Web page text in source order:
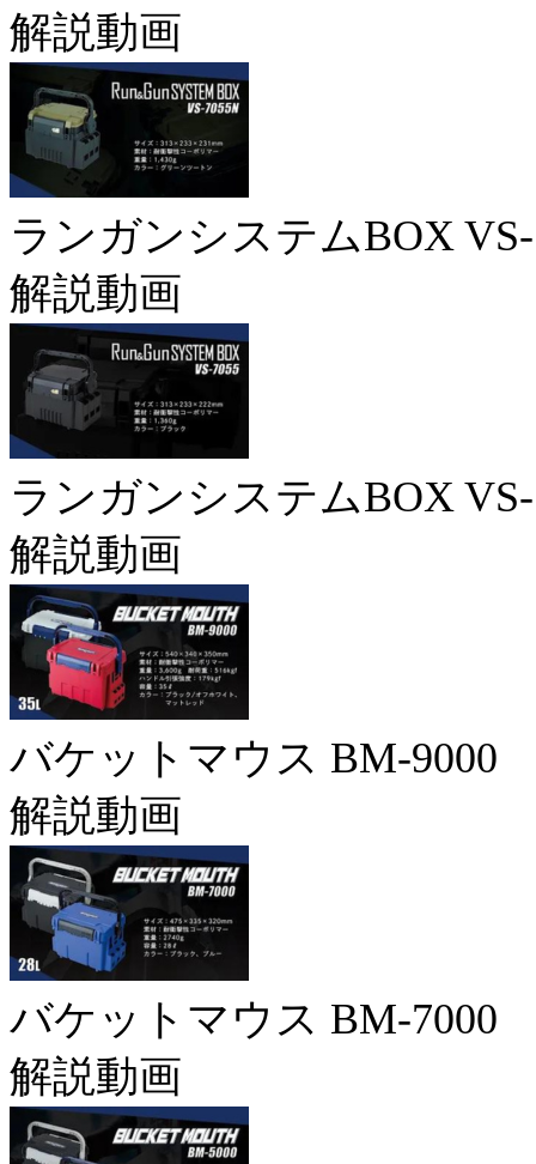
解説動画
ランガンシステムBOX
解説動画
ランガンシステムBOX
解説動画
バケットマウス BM-9000
解説動画
バケットマウス BM-7000
解説動画